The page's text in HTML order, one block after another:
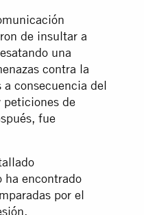
de insultar a
una
contra la
consecuencia del
de
fue
ha encontrado
por el